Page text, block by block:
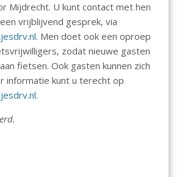
Mijdrecht. U kunt contact met hen
vrijblijvend gesprek, via
. Men doet ook een oproep
zodat nieuwe gasten
fietsen. Ook gasten kunnen zich
informatie kunt u terecht op
.